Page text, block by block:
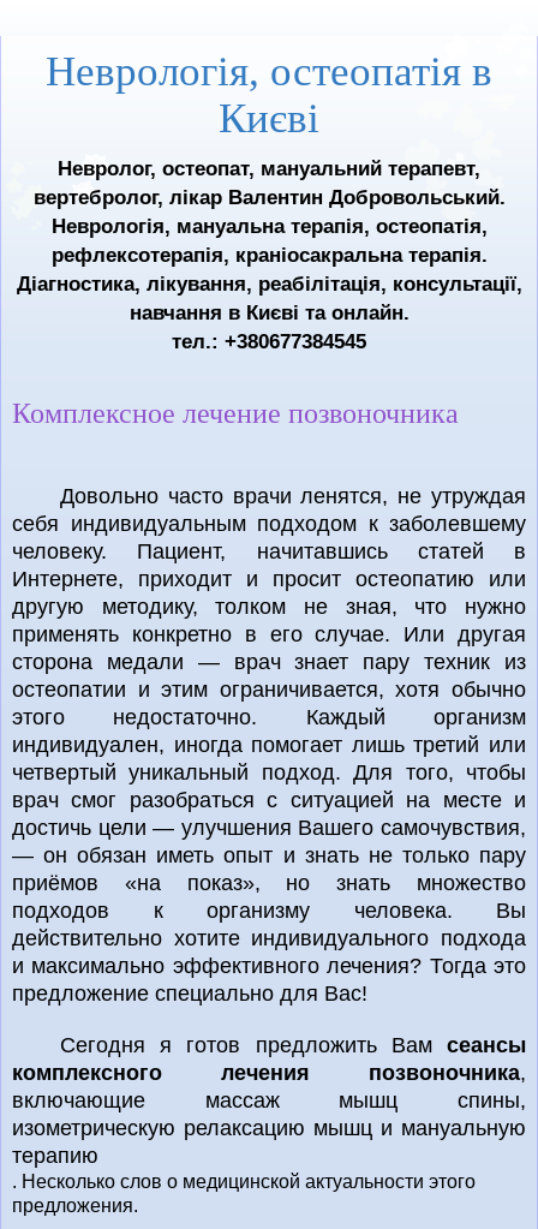
Неврологія, остеопатія в
Києві
Невролог, остеопат, мануальний терапевт,
вертебролог, лікар Валентин Добровольський.
Неврологія, мануальна терапія, остеопатія,
рефлексотерапія, краніосакральна терапія.
Діагностика, лікування, реабілітація, консультації,
навчання в Києві та онлайн.
тел.: +380677384545
Комплексное лечение позвоночника
Довольно часто врачи ленятся, не утруждая
себя индивидуальным подходом к заболевшему
человеку. Пациент, начитавшись статей в
Интернете, приходит и просит остеопатию или
другую методику, толком не зная, что нужно
применять конкретно в его случае. Или другая
сторона медали — врач знает пару техник из
остеопатии и этим ограничивается, хотя обычно
этого недостаточно. Каждый организм
индивидуален, иногда помогает лишь третий или
четвертый уникальный подход. Для того, чтобы
врач смог разобраться с ситуацией на месте и
достичь цели — улучшения Вашего самочувствия,
— он обязан иметь опыт и знать не только пару
приёмов «на показ», но знать множество
подходов к организму человека. Вы
действительно хотите индивидуального подхода
и максимально эффективного лечения? Тогда это
предложение специально для Вас!
Сегодня я готов предложить Вам сеансы
комплексного лечения позвоночника,
включающие массаж мышц спины,
изометрическую релаксацию мышц и мануальную
терапию
. Несколько слов о медицинской актуальности этого
предложения.